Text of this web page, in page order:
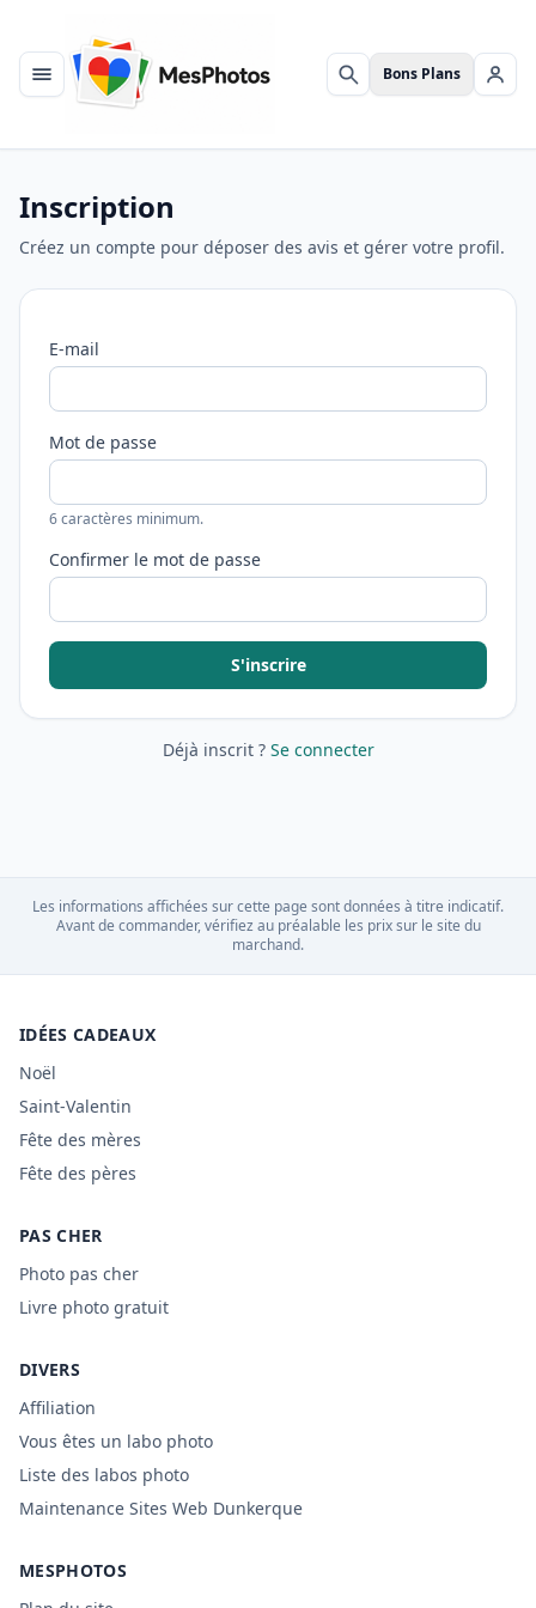
Menu Rechercher
Bons Plans Se
Inscription
Créez un compte pour déposer des avis et gérer votre profil.
E-mail
Mot de passe
6 caractères minimum.
Confirmer le mot de passe
S'inscrire
Déjà inscrit ? Se connecter
Les informations affichées sur cette page sont données à titre indicatif.
Avant de commander, vérifiez au préalable les prix sur le site du
marchand.
IDÉES CADEAUX
Noël
Saint-Valentin
Fête des mères
Fête des pères
PAS CHER
Photo pas cher
Livre photo gratuit
DIVERS
Affiliation
Vous êtes un labo photo
Liste des labos photo
Maintenance Sites Web Dunkerque
MESPHOTOS